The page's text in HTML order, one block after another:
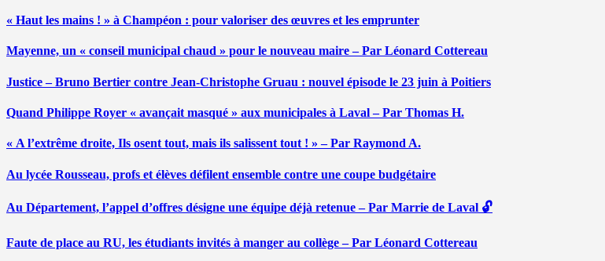
« Haut les mains ! » à Champéon : pour valoriser des œuvres et les emprunter
Mayenne, un « conseil municipal chaud » pour le nouveau maire – Par Léonard Cottereau
Justice – Bruno Bertier contre Jean-Christophe Gruau : nouvel épisode le 23 juin à Poitiers
Quand Philippe Royer « avançait masqué » aux municipales à Laval – Par Thomas H.
« A l’extrême droite, Ils osent tout, mais ils salissent tout ! » – Par Raymond A.
Au lycée Rousseau, profs et élèves défilent ensemble contre une coupe budgétaire
Au Département, l’appel d’offres désigne une équipe déjà retenue – Par Marrie de Laval 🔓
Faute de place au RU, les étudiants invités à manger au collège – Par Léonard Cottereau